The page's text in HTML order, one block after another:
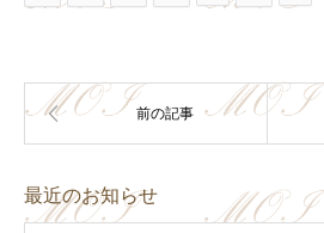
最近のお知らせ